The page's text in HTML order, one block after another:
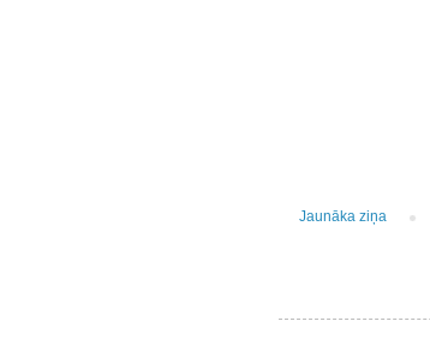
Jaunāka ziņa